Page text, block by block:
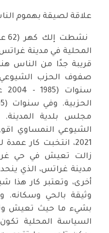
علاقة لصيقة بهموم
المحلية في مدينة
صفوف الحزب
مجلس بلدية المدينة.
الشيوعي النمساوي
2021، انتخبت كار
زالت تعيش في حي
مدينة غراتس، الذي
أخرى، وتعتبر كار هذا
وثيقة بالحي وسكانه.
بشيء ما حيث تعيش
السياسة المحلية